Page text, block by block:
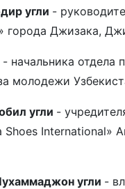
угли -
Джизака,
- начальника
молодежи
угли -
Shoes International»
угли -